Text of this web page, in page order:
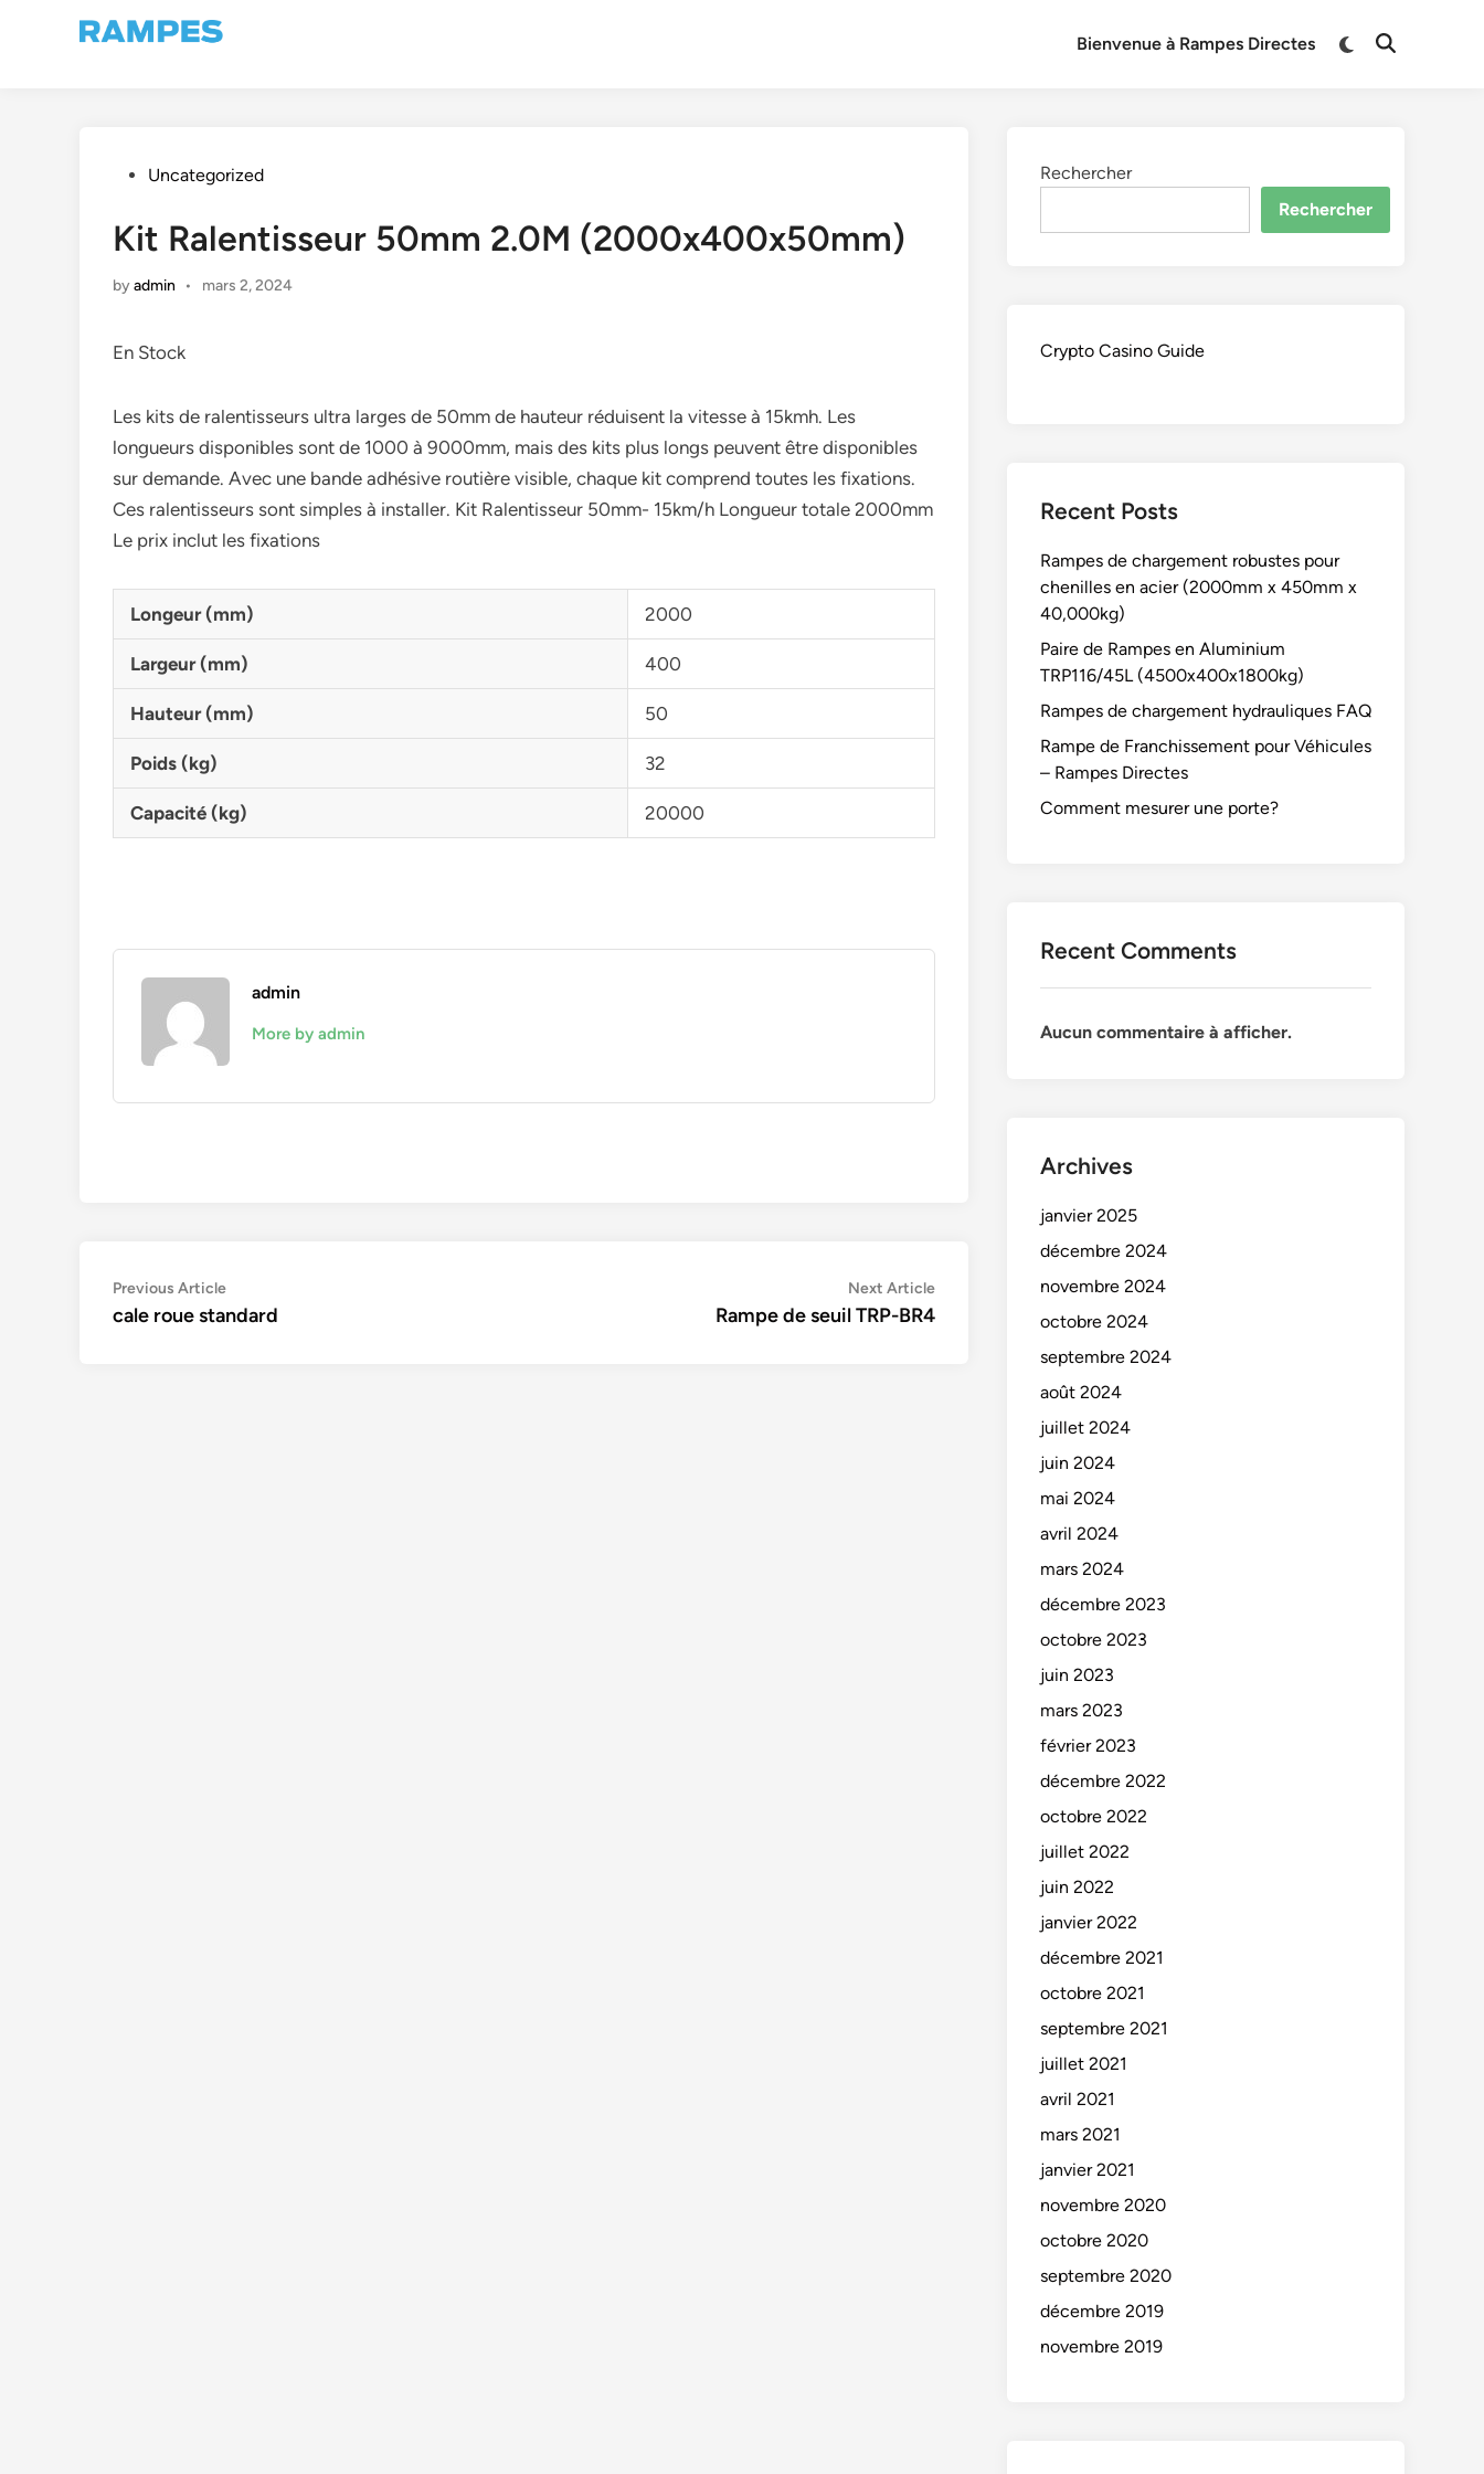
Bienvenue à Rampes Directes
Switch
Open
PostedUncategorized
Kit Ralentisseur 50mm 2.0M (2000x400x50mm)
byadmin • mars 2, 2024
En Stock
Les kits de ralentisseurs ultra larges de 50mm de hauteur réduisent la vitesse à 15kmh. Les
longueurs disponibles sont de 1000 à 9000mm, mais des kits plus longs peuvent être disponibles
sur demande. Avec une bande adhésive routière visible, chaque kit comprend toutes les fixations.
Ces ralentisseurs sont simples à installer. Kit Ralentisseur 50mm- 15km/h Longueur totale 2000mm
Le prix inclut les fixations
Longeur (mm) 2000
Largeur (mm) 400
Hauteur (mm) 50
Poids (kg) 32
Capacité (kg) 20000
admin
More by admin
Navigation
de
Previous ArticlePrevious
article:
cale roue standard
Next ArticleNext
article:
Rampe de seuil TRP-BR4
Rechercher
Rechercher
Crypto Casino Guide
Recent Posts
Rampes de chargement robustes pour
chenilles en acier (2000mm x 450mm x
40,000kg)
Paire de Rampes en Aluminium
TRP116/45L (4500x400x1800kg)
Rampes de chargement hydrauliques FAQ
Rampe de Franchissement pour Véhicules
– Rampes Directes
Comment mesurer une porte?
Recent Comments
Aucun commentaire à afficher.
Archives
janvier 2025
décembre 2024
novembre 2024
octobre 2024
septembre 2024
août 2024
juillet 2024
juin 2024
mai 2024
avril 2024
mars 2024
décembre 2023
octobre 2023
juin 2023
mars 2023
février 2023
décembre 2022
octobre 2022
juillet 2022
juin 2022
janvier 2022
décembre 2021
octobre 2021
septembre 2021
juillet 2021
avril 2021
mars 2021
janvier 2021
novembre 2020
octobre 2020
septembre 2020
décembre 2019
novembre 2019